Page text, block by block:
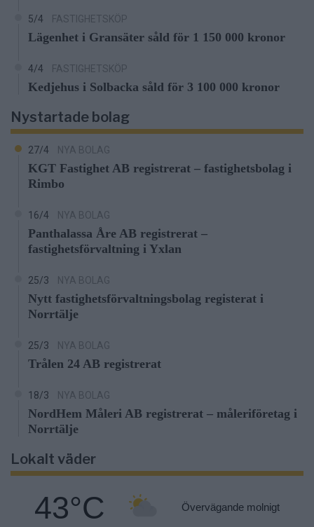
5/4 FASTIGHETSKÖP
Lägenhet i Gransäter såld för 1 150 000 kronor
4/4 FASTIGHETSKÖP
Kedjehus i Solbacka såld för 3 100 000 kronor
Nystartade bolag
27/4 NYA BOLAG
KGT Fastighet AB registrerat – fastighetsbolag i
Rimbo
16/4 NYA BOLAG
Panthalassa Åre AB registrerat –
fastighetsförvaltning i Yxlan
25/3 NYA BOLAG
Nytt fastighetsförvaltningsbolag registerat i
Norrtälje
25/3 NYA BOLAG
Trålen 24 AB registrerat
18/3 NYA BOLAG
NordHem Måleri AB registrerat – måleriföretag i
Norrtälje
Lokalt väder
43°C Övervägande molnigt